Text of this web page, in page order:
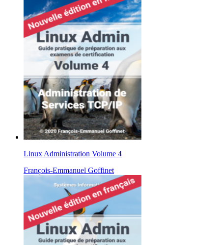
Linux Administration Volume 4
François-Emmanuel Goffinet